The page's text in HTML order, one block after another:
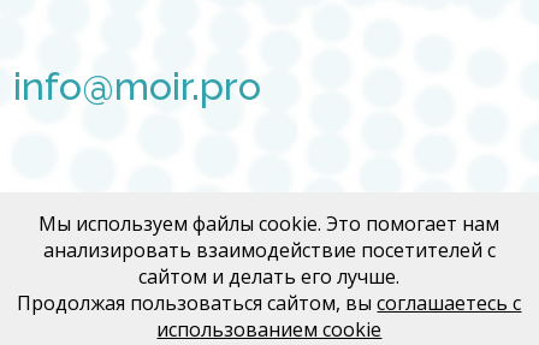
info@moir.pro
Договор Медконгресс
Политика конфиденциальности
Мы используем файлы cookie. Это помогает нам
анализировать взаимодействие посетителей с
сайтом и делать его лучше.
Продолжая пользоваться сайтом, высоглашаетесь с
использованием cookie